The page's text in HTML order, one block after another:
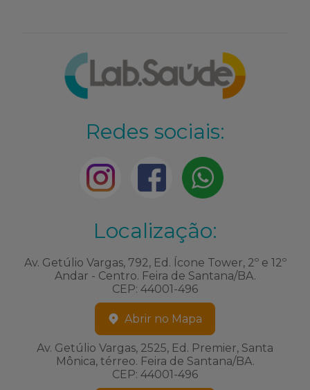
Redes sociais:
Localização:
Av. Getúlio Vargas, 792, Ed. Ícone Tower, 2º e 12º
Andar - Centro. Feira de Santana/BA.
CEP: 44001-496
Abrir no Mapa
Av. Getúlio Vargas, 2525, Ed. Premier, Santa
Mônica, térreo. Feira de Santana/BA.
CEP: 44001-496